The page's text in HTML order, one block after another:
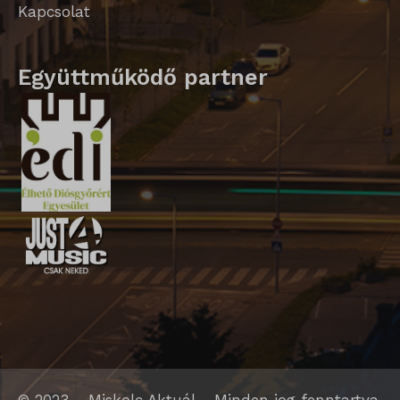
Kapcsolat
Együttműködő partner
ssm_au_c